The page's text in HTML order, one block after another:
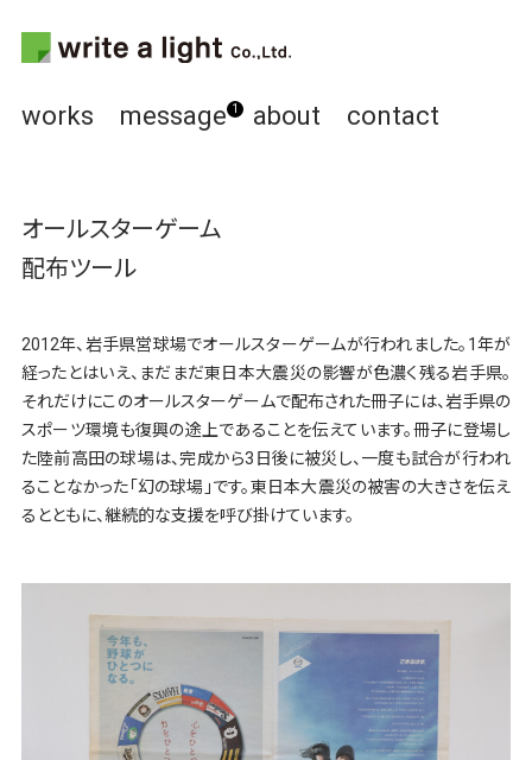
works message 1 about contact
オールスターゲーム
配布ツール
2012年、岩手県営球場でオールスターゲームが行われました。1年が
経ったとはいえ、まだまだ東日本大震災の影響が色濃く残る岩手県。
それだけにこのオールスターゲームで配布された冊子には、岩手県の
スポーツ環境も復興の途上であることを伝えています。冊子に登場し
た陸前高田の球場は、完成から3日後に被災し、一度も試合が行われ
ることなかった「幻の球場」です。東日本大震災の被害の大きさを伝え
るとともに、継続的な支援を呼び掛けています。